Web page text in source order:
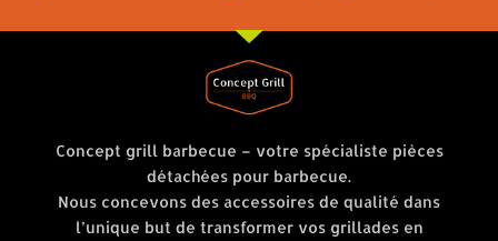
Concept grill barbecue – votre spécialiste pièces
détachées pour barbecue.
Nous concevons des accessoires de qualité dans
l’unique but de transformer vos grillades en